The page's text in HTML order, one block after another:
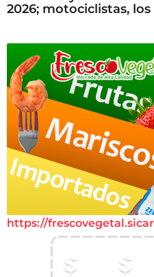
2026; motociclistas,
https://